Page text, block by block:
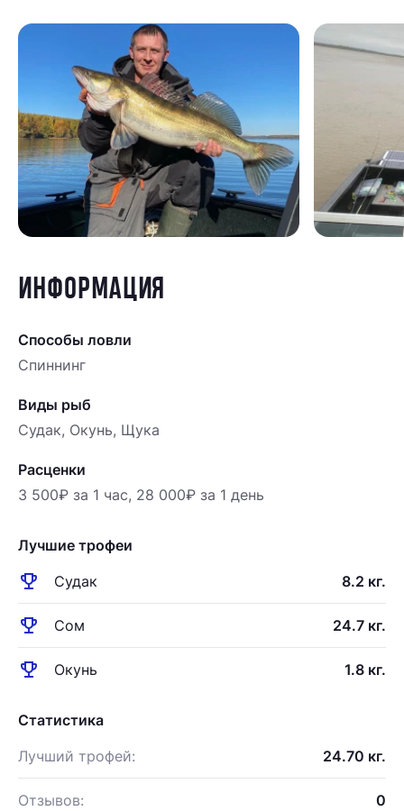
ИНФОРМАЦИЯ
Способы ловли
Спиннинг
Виды рыб
Судак, Окунь, Щука
Расценки
3 500₽ за 1 час, 28 000₽ за 1 день
Лучшие трофеи
emoji_events Судак 8.2 кг.
emoji_events Сом 24.7 кг.
emoji_events Окунь 1.8 кг.
Статистика
Лучший трофей:
24.70 кг.
Отзывов: 0